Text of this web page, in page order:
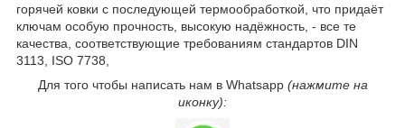
горячей ковки с последующей термообработкой, что придаёт
ключам особую прочность, высокую надёжность, - все те
качества, соответствующие требованиям стандартов DIN
3113, ISO 7738,
Для того чтобы написать нам в Whatsapp (нажмите на
иконку):